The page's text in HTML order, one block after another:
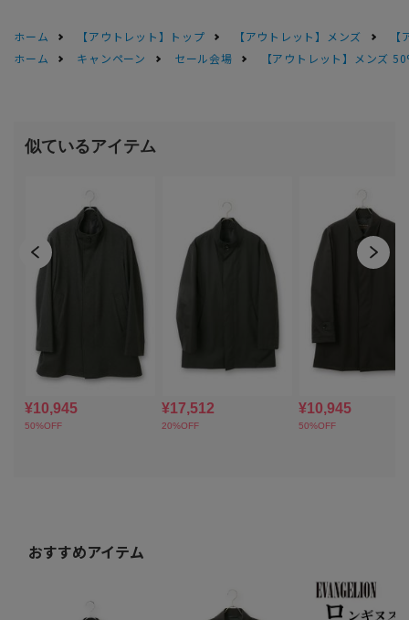
ホーム 【アウトレット】トップ 【アウトレット】メンズ
ホーム
キャンペーン セール会場 【アウトレット】メンズ